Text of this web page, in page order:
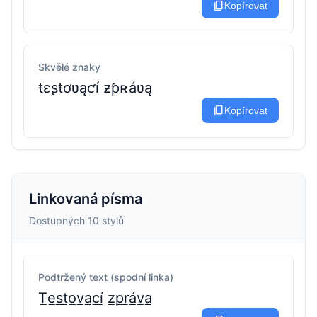
content_copyKopírovat
Skvělé znaky
ŧɛʂŧơʋąƈí ƶƥʀáʋą
content_copyKopírovat
Linkovaná písma
Dostupných 10 stylů
Podtržený text (spodní linka)
T̲e̲s̲t̲o̲v̲a̲c̲í̲ z̲p̲r̲á̲v̲a̲